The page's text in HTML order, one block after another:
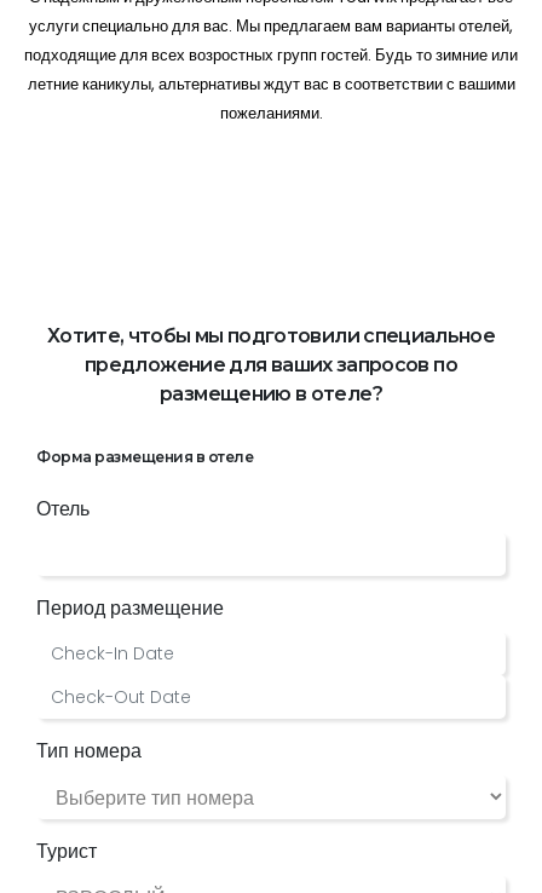
услуги специально для вас. Мы предлагаем вам варианты отелей,
подходящие для всех возростных групп гостей. Будь то зимние или
летние каникулы, альтернативы ждут вас в соответствии с вашими
пожеланиями.
Хотите, чтобы мы подготовили специальное
предложение для ваших запросов по
размещению в отеле?
Форма размещения в отеле
Отель
Период размещение
Тип номера
Турист